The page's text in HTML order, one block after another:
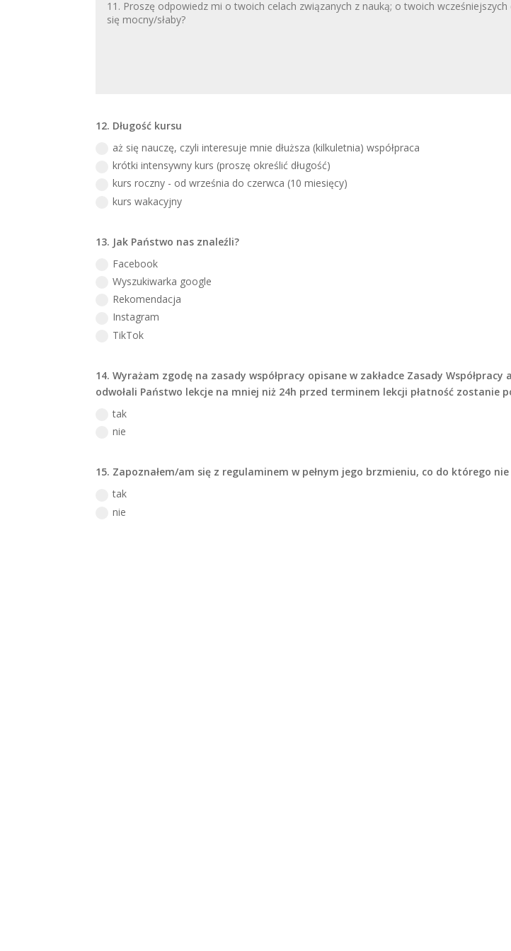
12. Długość kursu
aż się nauczę, czyli interesuje mnie dłuższa (kilkuletnia) współpraca
krótki intensywny kurs (proszę określić długość)
kurs roczny - od września do czerwca (10 miesięcy)
kurs wakacyjny
13. Jak Państwo nas znaleźli?
Facebook
Wyszukiwarka google
Rekomendacja
Instagram
TikTok
14. Wyrażam zgodę na zasady współpracy opisane w zakładce Zasady
odwołali Państwo lekcje na mniej niż 24h przed terminem lekcji płatność zostanie
tak
nie
15. Zapoznałem/am się z regulaminem w pełnym jego brzmieniu, co do którego
tak
nie